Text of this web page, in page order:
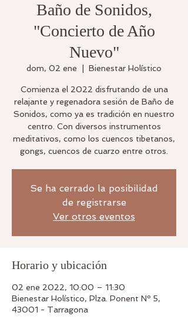
Baño de Sonidos,
"Concierto de Año
Nuevo"
dom, 02 ene Bienestar Holístico
Comienza el 2022 disfrutando de una
relajante y regenadora sesión de Baño de
Sonidos, como ya es tradición en nuestro
centro. Con diversos instrumentos
meditativos, como los cuencos tibetanos,
Se ha cerrado la posibilidad
de registrarse
Ver otros eventos
Horario y ubicación
02 ene 2022, 10:00 – 11:30
Bienestar Holístico, Plza. Ponent Nº 5,
43001 - Tarragona